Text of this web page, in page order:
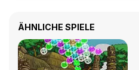
ÄHNLICHE SPIELE